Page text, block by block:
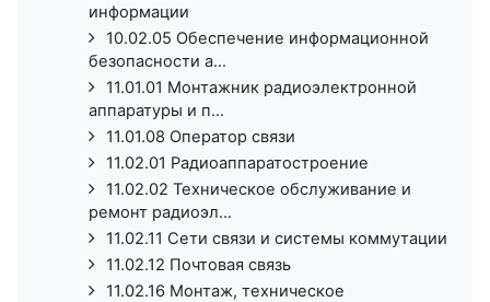
информации
10.02.05 Обеспечение информационной
безопасности а...
11.01.01 Монтажник радиоэлектронной
аппаратуры и п...
11.01.08 Оператор связи
11.02.01 Радиоаппаратостроение
11.02.02 Техническое обслуживание и
ремонт радиоэл...
11.02.11 Сети связи и системы коммутации
11.02.12 Почтовая связь
11.02.16 Монтаж, техническое